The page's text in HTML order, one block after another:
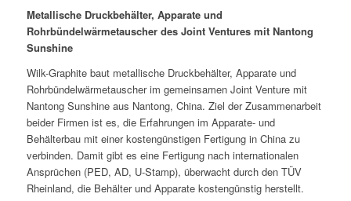
Metallische Druckbehälter, Apparate und
Rohrbündelwärmetauscher des Joint Ventures mit Nantong
Sunshine
Wilk-Graphite baut metallische Druckbehälter, Apparate und
Rohrbündelwärmetauscher im gemeinsamen Joint Venture mit
Nantong Sunshine aus Nantong, China. Ziel der Zusammenarbeit
beider Firmen ist es, die Erfahrungen im Apparate- und
Behälterbau mit einer kostengünstigen Fertigung in China zu
verbinden. Damit gibt es eine Fertigung nach internationalen
Ansprüchen (PED, AD, U-Stamp), überwacht durch den TÜV
Rheinland, die Behälter und Apparate kostengünstig herstellt.